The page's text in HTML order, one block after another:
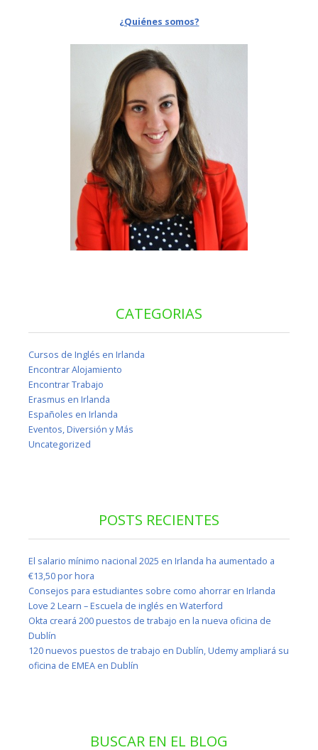
¿Quiénes somos?
CATEGORIAS
Cursos de Inglés en Irlanda
Encontrar Alojamiento
Encontrar Trabajo
Erasmus en Irlanda
Españoles en Irlanda
Eventos, Diversión y Más
Uncategorized
POSTS RECIENTES
El salario mínimo nacional 2025 en Irlanda ha aumentado a
€13,50 por hora
Consejos para estudiantes sobre como ahorrar en Irlanda
Love 2 Learn – Escuela de inglés en Waterford
Okta creará 200 puestos de trabajo en la nueva oficina de
Dublín
120 nuevos puestos de trabajo en Dublín, Udemy ampliará su
oficina de EMEA en Dublín
BUSCAR EN EL BLOG